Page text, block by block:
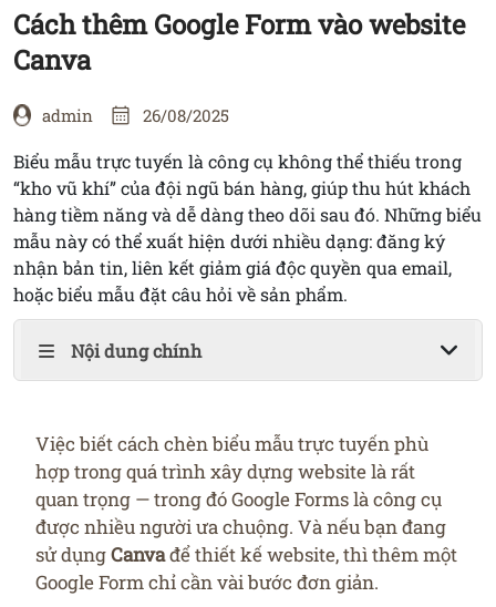
ỨNG
DỤNG
HỆ
Cách thêm Google Form vào website
Canva
admin 26/08/2025
Biểu mẫu trực tuyến là công cụ không thể thiếu trong
“kho vũ khí” của đội ngũ bán hàng, giúp thu hút khách
hàng tiềm năng và dễ dàng theo dõi sau đó. Những biểu
mẫu này có thể xuất hiện dưới nhiều dạng: đăng ký
nhận bản tin, liên kết giảm giá độc quyền qua email,
hoặc biểu mẫu đặt câu hỏi về sản phẩm.
Nội dung chính
Việc biết cách chèn biểu mẫu trực tuyến phù
hợp trong quá trình xây dựng website là rất
quan trọng — trong đó Google Forms là công cụ
được nhiều người ưa chuộng. Và nếu bạn đang
sử dụngCanvađể thiết kế website, thì thêm một
Google Form chỉ cần vài bước đơn giản.